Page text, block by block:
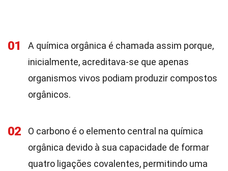
01
A química orgânica é chamada assim porque,
inicialmente, acreditava-se que apenas
organismos vivos podiam produzir compostos
orgânicos.
02
O carbono é o elemento central na química
orgânica devido à sua capacidade de formar
quatro ligações covalentes, permitindo uma